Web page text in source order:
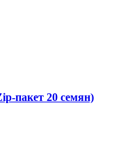
пакет 20 семян)